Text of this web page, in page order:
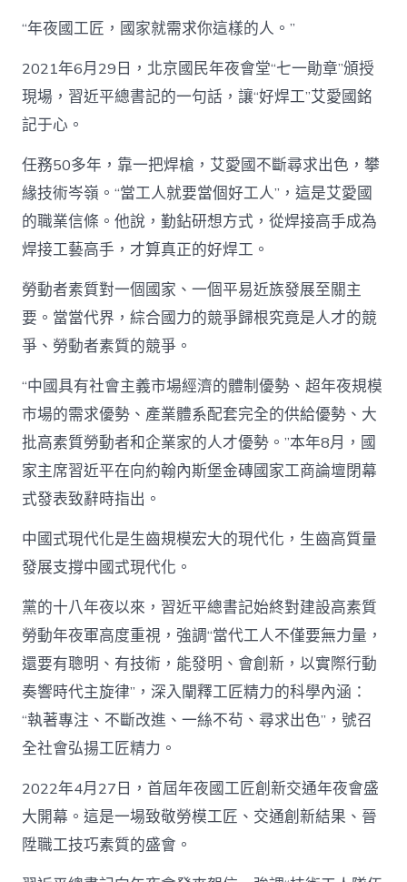
“年夜國工匠，國家就需求你這樣的人。”
2021年6月29日，北京國民年夜會堂“七一勛章”頒授
現場，習近平總書記的一句話，讓“好焊工”艾愛國銘
記于心。
任務50多年，靠一把焊槍，艾愛國不斷尋求出色，攀
緣技術岑嶺。“當工人就要當個好工人”，這是艾愛國
的職業信條。他說，勤鉆研想方式，從焊接高手成為
焊接工藝高手，才算真正的好焊工。
勞動者素質對一個國家、一個平易近族發展至關主
要。當當代界，綜合國力的競爭歸根究竟是人才的競
爭、勞動者素質的競爭。
“中國具有社會主義市場經濟的體制優勢、超年夜規模
市場的需求優勢、產業體系配套完全的供給優勢、大
批高素質勞動者和企業家的人才優勢。”本年8月，國
家主席習近平在向約翰內斯堡金磚國家工商論壇閉幕
式發表致辭時指出。
中國式現代化是生齒規模宏大的現代化，生齒高質量
發展支撐中國式現代化。
黨的十八年夜以來，習近平總書記始終對建設高素質
勞動年夜軍高度重視，強調“當代工人不僅要無力量，
還要有聰明、有技術，能發明、會創新，以實際行動
奏響時代主旋律”，深入闡釋工匠精力的科學內涵：
“執著專注、不斷改進、一絲不茍、尋求出色”，號召
全社會弘揚工匠精力。
2022年4月27日，首屆年夜國工匠創新交通年夜會盛
大開幕。這是一場致敬勞模工匠、交通創新結果、晉
陞職工技巧素質的盛會。